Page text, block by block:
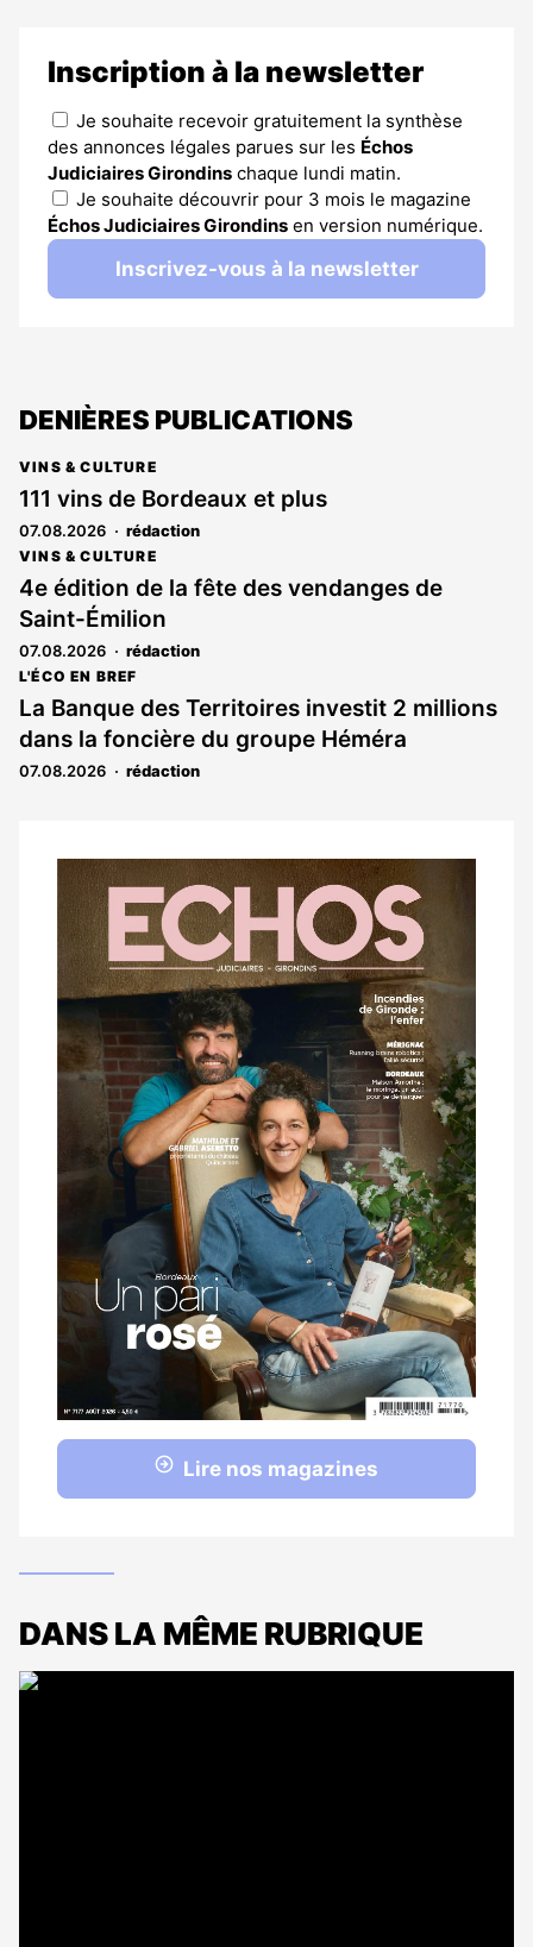
Inscription à la newsletter
Je souhaite recevoir gratuitement la synthèse
des annonces légales parues sur les Échos
Judiciaires Girondins chaque lundi matin.
Je souhaite découvrir pour 3 mois le magazine
Échos Judiciaires Girondins en version numérique.
Inscrivez-vous à la newsletter
DENIÈRES PUBLICATIONS
VINS & CULTURE
111 vins de Bordeaux et plus
07.08.2026 rédaction
VINS & CULTURE
4e édition de la fête des vendanges de
Saint-Émilion
07.08.2026 rédaction
L'ÉCO EN BREF
La Banque des Territoires investit 2 millions
dans la foncière du groupe Héméra
07.08.2026 rédaction
Notre
dernier
magazine
Lire nos magazines
DANS LA MÊME RUBRIQUE